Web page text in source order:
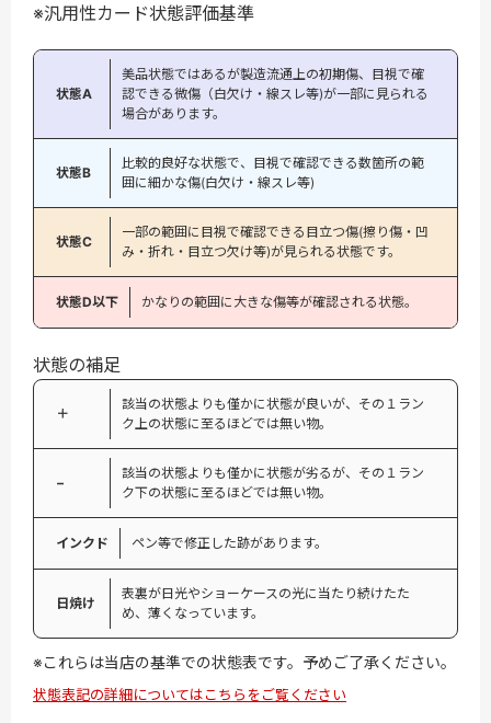
※汎用性カード状態評価基準
状態A
美品状態ではあるが製造流通上の初期傷、目視で確
認できる微傷（白欠け・線スレ等)が一部に見られる
場合があります。
状態B
比較的良好な状態で、目視で確認できる数箇所の範
囲に細かな傷(白欠け・線スレ等)
状態C
一部の範囲に目視で確認できる目立つ傷(擦り傷・凹
み・折れ・目立つ欠け等)が見られる状態です。
状態D以下 かなりの範囲に大きな傷等が確認される状態。
状態の補足
＋
該当の状態よりも僅かに状態が良いが、その１ラン
ク上の状態に至るほどでは無い物。
−
該当の状態よりも僅かに状態が劣るが、その１ラン
ク下の状態に至るほどでは無い物。
インクド ペン等で修正した跡があります。
日焼け
表裏が日光やショーケースの光に当たり続けたた
め、薄くなっています。
※これらは当店の基準での状態表です。予めご了承ください。
状態表記の詳細についてはこちらをご覧ください